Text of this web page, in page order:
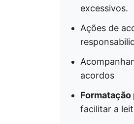
excessivos.
Ações de
acordos
Formatação
facilitar a